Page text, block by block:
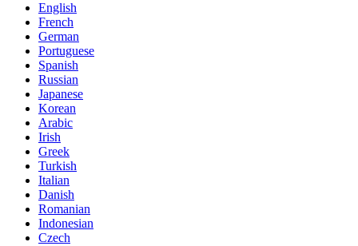
English
French
German
Portuguese
Spanish
Russian
Japanese
Korean
Arabic
Irish
Greek
Turkish
Italian
Danish
Romanian
Indonesian
Czech